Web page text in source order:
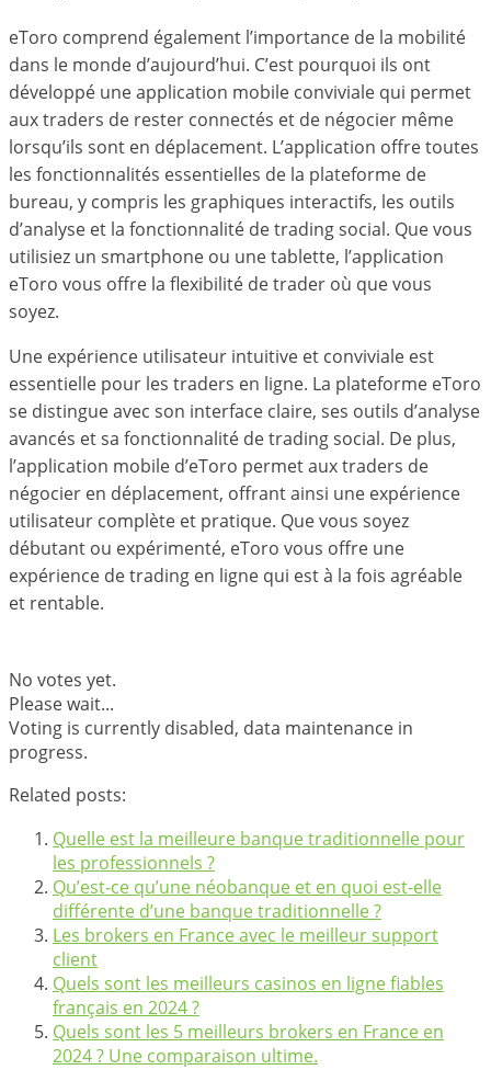
eToro comprend également l’importance de la mobilité
dans le monde d’aujourd’hui. C’est pourquoi ils ont
développé une application mobile conviviale qui permet
aux traders de rester connectés et de négocier même
lorsqu’ils sont en déplacement. L’application offre toutes
les fonctionnalités essentielles de la plateforme de
bureau, y compris les graphiques interactifs, les outils
d’analyse et la fonctionnalité de trading social. Que vous
utilisiez un smartphone ou une tablette, l’application
eToro vous offre la flexibilité de trader où que vous
soyez.
Une expérience utilisateur intuitive et conviviale est
essentielle pour les traders en ligne. La plateforme eToro
se distingue avec son interface claire, ses outils d’analyse
avancés et sa fonctionnalité de trading social. De plus,
l’application mobile d’eToro permet aux traders de
négocier en déplacement, offrant ainsi une expérience
utilisateur complète et pratique. Que vous soyez
débutant ou expérimenté, eToro vous offre une
expérience de trading en ligne qui est à la fois agréable
et rentable.
No votes yet.
Please wait...
Voting is currently disabled, data maintenance in
progress.
Related posts:
Quelle est la meilleure banque traditionnelle pour
les professionnels ?
Qu’est-ce qu’une néobanque et en quoi est-elle
différente d’une banque traditionnelle ?
Les brokers en France avec le meilleur support
client
Quels sont les meilleurs casinos en ligne fiables
français en 2024 ?
Quels sont les 5 meilleurs brokers en France en
2024 ? Une comparaison ultime.